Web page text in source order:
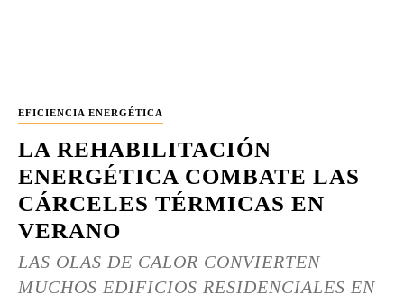
EFICIENCIA ENERGÉTICA
LA REHABILITACIÓN
ENERGÉTICA COMBATE LAS
CÁRCELES TÉRMICAS EN
VERANO
LAS OLAS DE CALOR CONVIERTEN
MUCHOS EDIFICIOS RESIDENCIALES EN